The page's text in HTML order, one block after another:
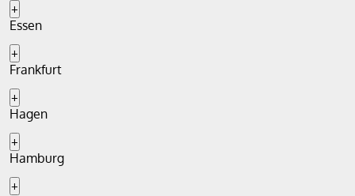
+
Essen
+
Frankfurt
+
Hagen
+
Hamburg
+